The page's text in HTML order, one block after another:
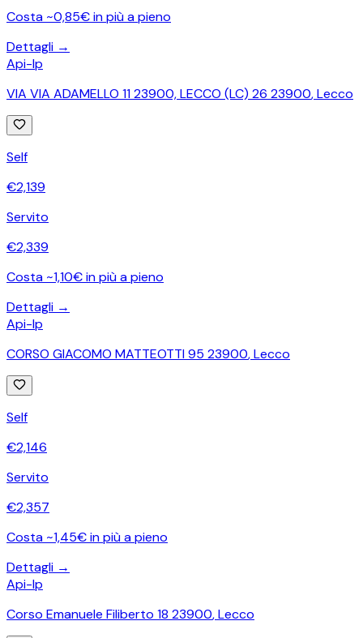
Costa ~0,85€ in più a pieno
Dettagli →
Api-Ip
VIA VIA ADAMELLO 11 23900, LECCO (LC) 26 23900,Lecco
Self
€2,139
Servito
€2,339
Costa ~1,10€ in più a pieno
Dettagli →
Api-Ip
CORSO GIACOMO MATTEOTTI 95 23900,Lecco
Self
€2,146
Servito
€2,357
Costa ~1,45€ in più a pieno
Dettagli →
Api-Ip
Corso Emanuele Filiberto 18 23900,Lecco